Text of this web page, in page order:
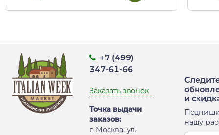
+7 (499)
347-61-66
Заказать звонок
Точка выдачи
заказов:
г. Москва, ул.
и
нашу